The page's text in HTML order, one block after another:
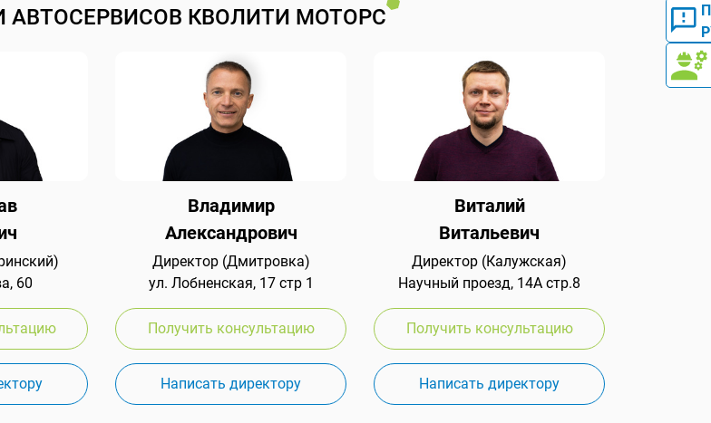
АВТОСЕРВИСОВ КВОЛИТИ МОТОРС
60
Владимир
Александрович
Директор (Дмитровка)
ул. Лобненская, 17 стр 1
Получить консультацию
Написать директору
Виталий
Витальевич
Директор (Калужская)
Научный проезд, 14А стр.8
Получить консультацию
Написать директору